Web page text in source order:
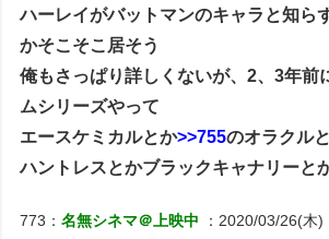
ハーレイがバットマンのキャラと知ら
かそこそこ居そう
俺もさっぱり詳しくないが、2、3年前
ムシリーズやって
エースケミカルとか>>755のオラクル
ハントレスとかブラックキャナリーと
773：名無シネマ＠上映中 ：2020/03/26(木